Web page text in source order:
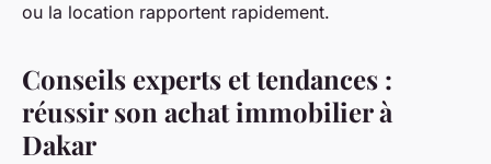
ou la location rapportent rapidement.
Conseils experts et tendances :
réussir son achat immobilier à
Dakar